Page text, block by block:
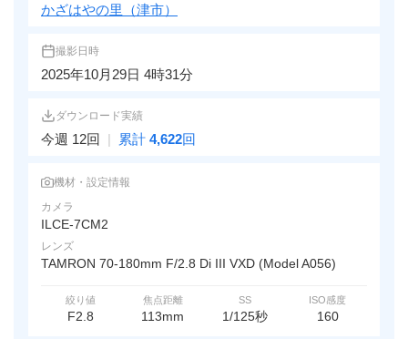
かざはやの里（津市）
撮影日時
2025年10月29日 4時31分
ダウンロード実績
今週 12回 | 累計 4,622回
機材・設定情報
カメラ
ILCE-7CM2
レンズ
TAMRON 70-180mm F/2.8 Di III VXD (Model A056)
絞り値
F2.8
焦点距離
113mm
SS
1/125秒
ISO感度
160